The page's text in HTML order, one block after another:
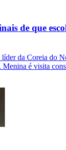
de que
da Coreia do
é visita